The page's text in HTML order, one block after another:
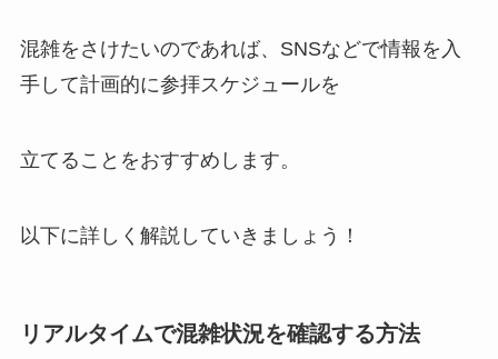
混雑をさけたいのであれば、SNSなどで情報を入
手して計画的に参拝スケジュールを
立てることをおすすめします。
以下に詳しく解説していきましょう！
リアルタイムで混雑状況を確認する方法